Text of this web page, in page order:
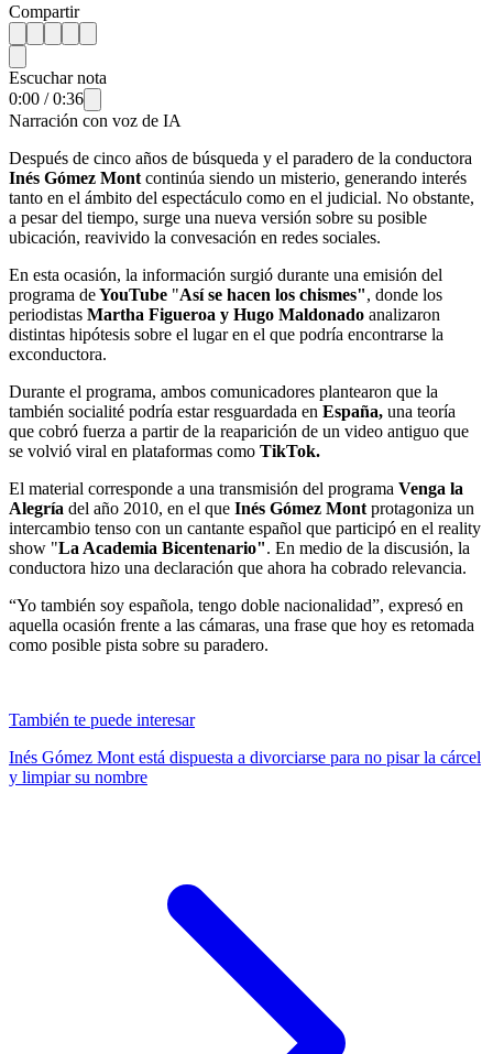
Compartir
Escuchar nota
0:00 /0:36
Narración con voz de IA
Después de cinco años de búsqueda y el paradero de la conductora
Inés Gómez Mont continúa siendo un misterio, generando interés
tanto en el ámbito del espectáculo como en el judicial. No obstante,
a pesar del tiempo, surge una nueva versión sobre su posible
ubicación, reavivido la convesación en redes sociales.
En esta ocasión, la información surgió durante una emisión del
programa deYouTube "Así se hacen los chismes", donde los
periodistas Martha Figueroa y Hugo Maldonado analizaron
distintas hipótesis sobre el lugar en el que podría encontrarse la
exconductora.
Durante el programa, ambos comunicadores plantearon que la
también socialité podría estar resguardada en España, una teoría
que cobró fuerza a partir de la reaparición de un video antiguo que
se volvió viral en plataformas como TikTok.
El material corresponde a una transmisión del programa Venga la
Alegría del año 2010, en el que Inés Gómez Mont protagoniza un
intercambio tenso con un cantante español que participó en el reality
show "La Academia Bicentenario". En medio de la discusión, la
conductora hizo una declaración que ahora ha cobrado relevancia.
“Yo también soy española, tengo doble nacionalidad”, expresó en
aquella ocasión frente a las cámaras, una frase que hoy es retomada
como posible pista sobre su paradero.
También te puede interesar
Inés Gómez Mont está dispuesta a divorciarse para no pisar la cárcel
y limpiar su nombre